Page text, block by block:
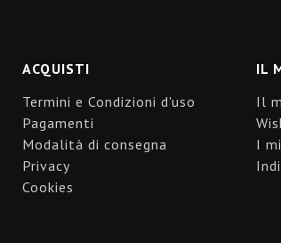
ACQUISTI
Termini e Condizioni d'uso
Pagamenti
Modalità di consegna
Privacy
Cookies
IL
Il
I